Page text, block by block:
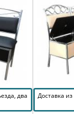
два Доставка из